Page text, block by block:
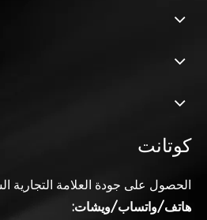
كوتانت
الحصول على جودة العلامة التجارية
هاتف/واتساب/ويشات: